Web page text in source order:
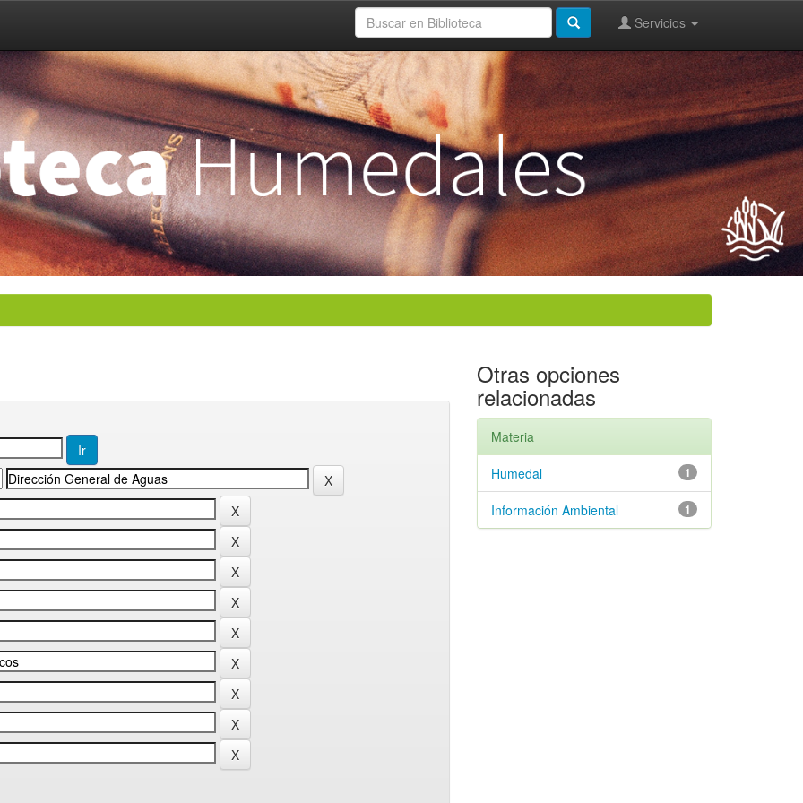
Servicios
Otras opciones
relacionadas
Materia
1
Humedal
1
Información Ambiental